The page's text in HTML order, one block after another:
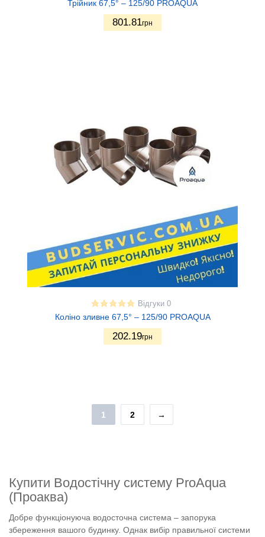
Трійник 67,5° – 125/90 PROAQUA
801.81грн
Відгуки 0
Коліно зливне 67,5° – 125/90 PROAQUA
202.19грн
1 2 →
Купити Водостічну систему ProAqua
(Проаква)
Добре функціонуюча водосточна система – запорука
збереження вашого будинку. Однак вибір правильної системи